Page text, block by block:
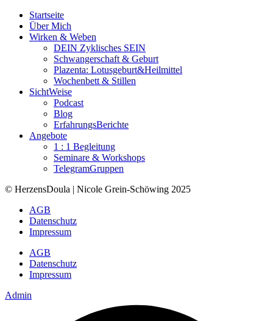
Startseite
Über Mich
Wirken & Weben
DEIN Zyklisches SEIN
Schwangerschaft & Geburt
Plazenta: Lotusgeburt&Heilmittel
Wochenbett & Stillen
SichtWeise
Podcast
Blog
ErfahrungsBerichte
Angebote
1 : 1 Begleitung
Seminare & Workshops
TelegramGruppen
© HerzensDoula | Nicole Grein-Schöwing 2025
AGB
Datenschutz
Impressum
AGB
Datenschutz
Impressum
Admin